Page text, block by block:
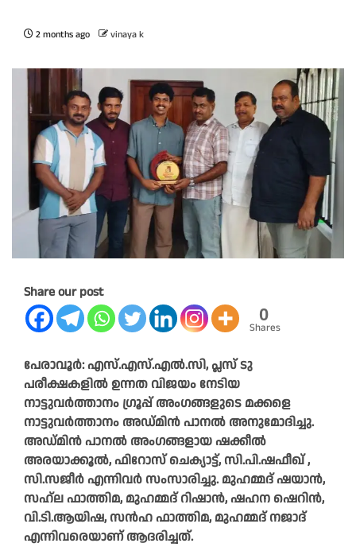
2 months ago vinaya k
Share our post
0
Shares
പേരാവൂർ: എസ്.എസ്.എൽ.സി, പ്ലസ് ടു
പരീക്ഷകളിൽ ഉന്നത വിജയം നേടിയ
നാട്ടുവർത്താനം ഗ്രൂപ്പ് അംഗങ്ങളുടെ മക്കളെ
നാട്ടുവർത്താനം അഡ്മിൻ പാനൽ അനുമോദിച്ചു.
അഡ്മിൻ പാനൽ അംഗങ്ങളായ ഷക്കീൽ
അരയാക്കൂൽ, ഫിറോസ് ചെക്യാട്ട്, സി.പി.ഷഫീഖ് ,
സി.സജീർ എന്നിവർ സംസാരിച്ചു.മുഹമ്മദ് ഷയാൻ,
സഹ്‌ല ഫാത്തിമ, മുഹമ്മദ് റിഷാൻ, ഷഹന ഷെറിൻ,
വി.ടി.ആയിഷ, സൻഹ ഫാത്തിമ, മുഹമ്മദ് നജാദ്
എന്നിവരെയാണ് ആദരിച്ചത്.